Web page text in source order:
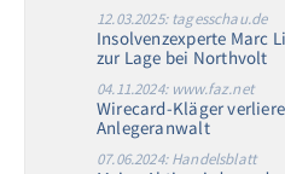
12.03.2025: tagesschau.de
Insolvenzexperte Marc
zur Lage bei Northvolt
04.11.2024: www.faz.net
Wirecard-Kläger
Anlegeranwalt
07.06.2024: Handelsblatt